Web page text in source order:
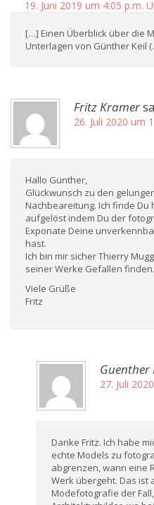
19. Juni 2019 um 4:05 p.m.
[…] Einen Überblick über die
Unterlagen von Günther Keil
Fritz Kramer
26. Juli 2020 um
Hallo Günther,
Glückwunsch zu den
Nachbeareitung. Ich finde Du
aufgelöst indem Du der
Exponate Deine
hast.
Ich bin mir sicher Thierry
seiner Werke Gefallen finden.
Viele Grüße
Fritz
Guenther
27. Juli
Danke Fritz. Ich habe
echte Models zu
abgrenzen, wann eine
Werk übergeht. Das ist
Modefotografie der